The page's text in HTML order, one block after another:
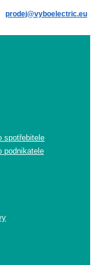
prodej@vyboelectric.eu
spotřebitele
podnikatele